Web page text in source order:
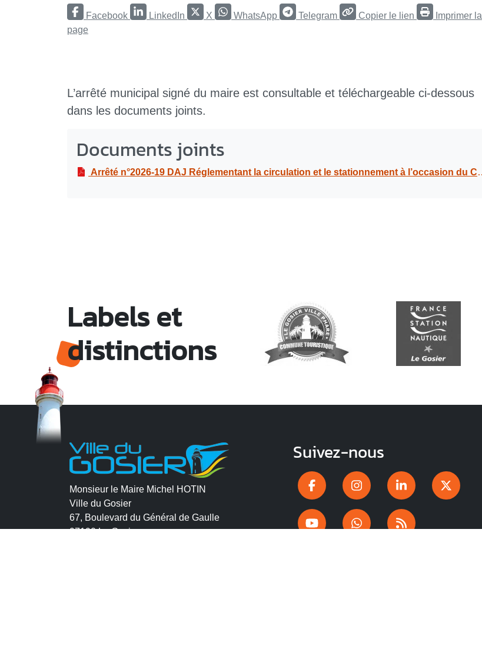
Facebook LinkedIn X WhatsApp Telegram Copier le lien
Imprimer la
page
L’arrêté municipal signé du maire est consultable et téléchargeable ci-dessous
dans les documents joints.
Documents joints
Arrêté n°2026-19 DAJ Réglementant la circulation et le stationnement à l’occasion du Concert Mizik a mas au boulodrome de la Datcha le vendredi 23 janvier 2026
Labels et
distinctions
Monsieur le Maire Michel HOTIN
Ville du Gosier
67, Boulevard du Général de Gaulle
97190 Le Gosier
Suivez-nous